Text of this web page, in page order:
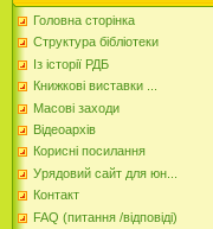
Головна сторінка
Структура бібліотеки
Із історії РДБ
Книжкові виставки ...
Масові заходи
Відеоархів
Корисні посилання
Урядовий сайт для юн...
Контакт
FAQ (питання /відповіді)